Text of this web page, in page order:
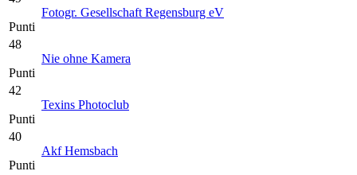
Punti
Fotogr. Gesellschaft Regensburg eV
48
Punti
Nie ohne Kamera
42
Punti
Texins Photoclub
40
Punti
Akf Hemsbach